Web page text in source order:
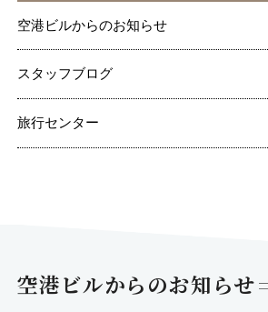
空港ビルからのお知らせ
スタッフブログ
旅行センター
空港ビルからのお知らせ